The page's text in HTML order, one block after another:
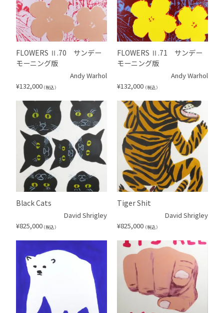
FLOWERS Ⅱ.70 サンデー
モーニング版
Andy Warhol
¥132,000 （税込）
FLOWERS Ⅱ.71 サンデー
モーニング版
Andy Warhol
¥132,000 （税込）
Black Cats
David Shrigley
¥825,000 （税込）
Tiger Shit
David Shrigley
¥825,000 （税込）